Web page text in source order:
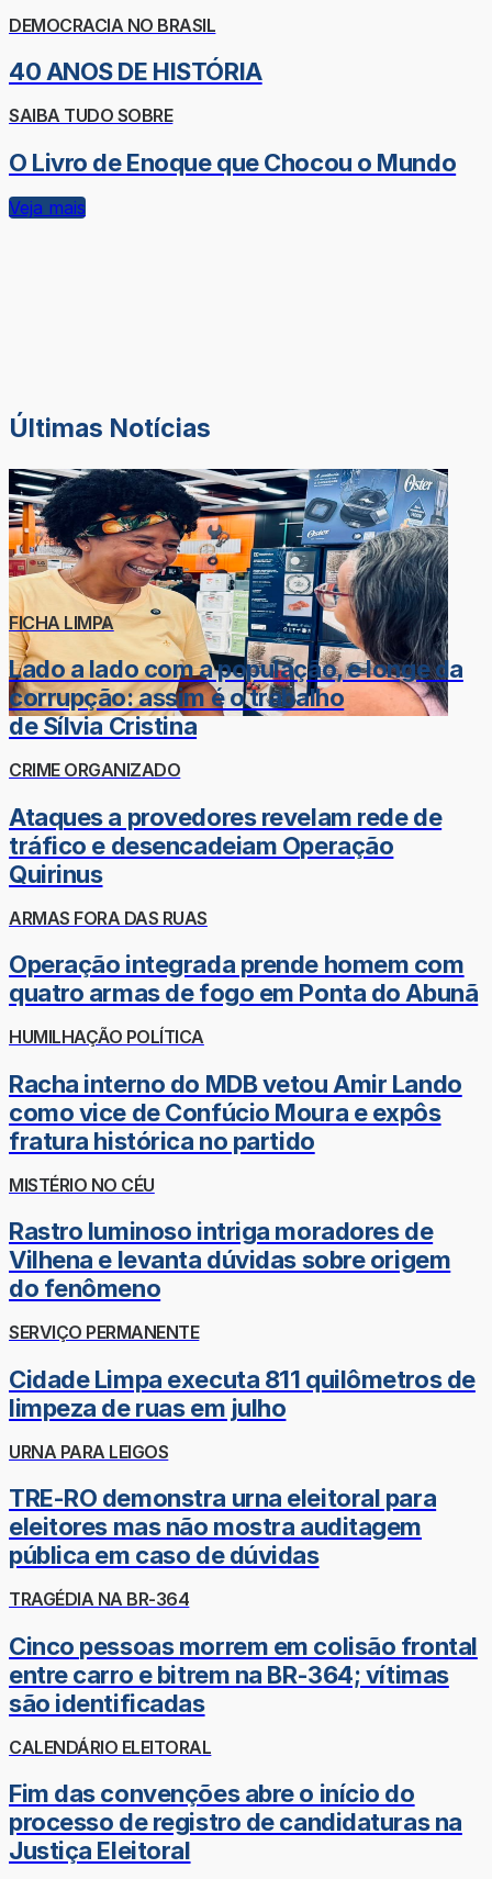
DEMOCRACIA NO BRASIL
40 ANOS DE HISTÓRIA
SAIBA TUDO SOBRE
O Livro de Enoque que Chocou o Mundo
Veja mais
Últimas Notícias
FICHA LIMPA
Lado a lado com a população, e longe da
corrupção: assim é o trabalho
de Sílvia Cristina
CRIME ORGANIZADO
Ataques a provedores revelam rede de
tráfico e desencadeiam Operação
Quirinus
ARMAS FORA DAS RUAS
Operação integrada prende homem com
quatro armas de fogo em Ponta do Abunã
HUMILHAÇÃO POLÍTICA
Racha interno do MDB vetou Amir Lando
como vice de Confúcio Moura e expôs
fratura histórica no partido
MISTÉRIO NO CÉU
Rastro luminoso intriga moradores de
Vilhena e levanta dúvidas sobre origem
do fenômeno
SERVIÇO PERMANENTE
Cidade Limpa executa 811 quilômetros de
limpeza de ruas em julho
URNA PARA LEIGOS
TRE-RO demonstra urna eleitoral para
eleitores mas não mostra auditagem
pública em caso de dúvidas
TRAGÉDIA NA BR-364
Cinco pessoas morrem em colisão frontal
entre carro e bitrem na BR-364; vítimas
são identificadas
CALENDÁRIO ELEITORAL
Fim das convenções abre o início do
processo de registro de candidaturas na
Justiça Eleitoral